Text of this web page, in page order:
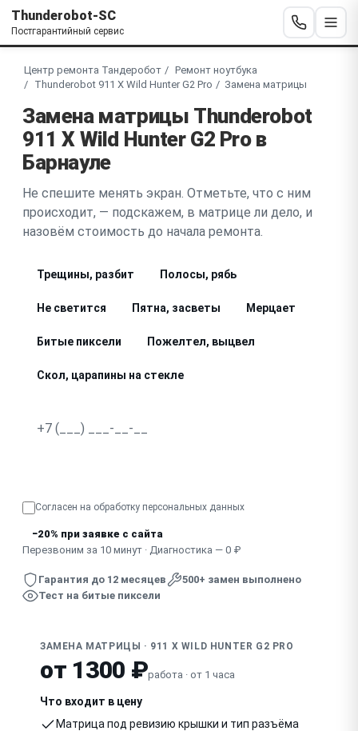
Thunderobot-SC
Постгарантийный сервис
Центр ремонта Тандеробот
Ремонт ноутбука
Thunderobot 911 X Wild Hunter G2 Pro
Замена матрицы
Замена матрицы Thunderobot
911 X Wild Hunter G2 Pro в
Барнауле
Не спешите менять экран. Отметьте, что с ним
происходит, — подскажем, в матрице ли дело, и
назовём стоимость до начала ремонта.
Трещины, разбит Полосы, рябь
Не светится Пятна, засветы Мерцает
Битые пиксели Пожелтел, выцвел
Скол, царапины на стекле
Погас после удара, падения
Согласен на обработку персональных данных
−20% при заявке с сайта
Перезвоним за 10 минут · Диагностика — 0 ₽
Гарантия до 12 месяцев
500+ замен выполнено
Тест на битые пиксели
ЗАМЕНА МАТРИЦЫ · 911 X WILD HUNTER G2 PRO
от 1300 ₽работа · от 1 часа
Что входит в цену
Матрица под ревизию крышки и тип разъёма